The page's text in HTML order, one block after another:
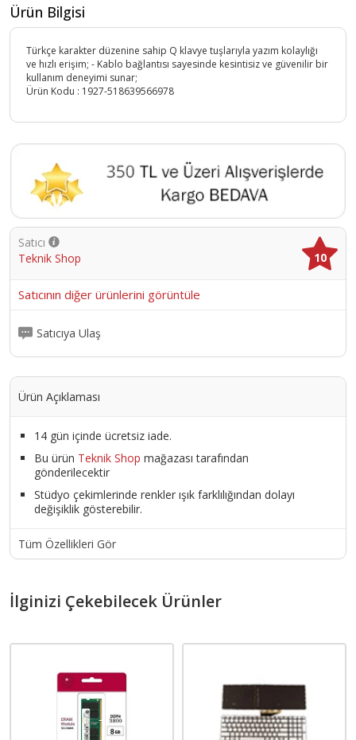
Ürün Bilgisi
Türkçe karakter düzenine sahip Q klavye tuşlarıyla yazım kolaylığı
ve hızlı erişim; - Kablo bağlantısı sayesinde kesintisiz ve güvenilir bir
kullanım deneyimi sunar;
Ürün Kodu : 1927-518639566978
Satıcı
Teknik Shop
10
Satıcının diğer ürünlerini görüntüle
Satıcıya Ulaş
Ürün Açıklaması
14 gün içinde ücretsiz iade.
Bu ürün Teknik Shop mağazası tarafından
gönderilecektir
Stüdyo çekimlerinde renkler ışık farklılığından dolayı
değişiklik gösterebilir.
Tüm Özellikleri Gör
İlginizi Çekebilecek Ürünler